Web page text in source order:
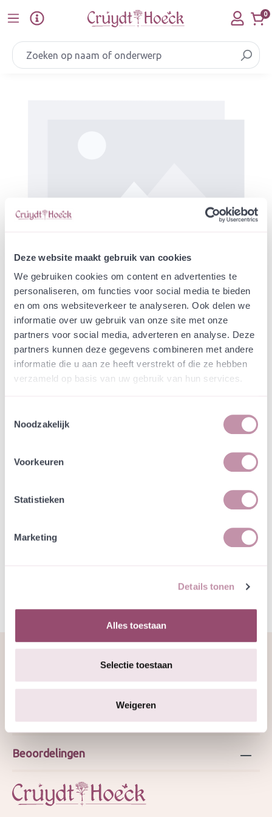
Deze website maakt gebruik van cookies
We gebruiken cookies om content en advertenties te
personaliseren, om functies voor social media te bieden
en om ons websiteverkeer te analyseren. Ook delen we
informatie over uw gebruik van onze site met onze
partners voor social media, adverteren en analyse. Deze
partners kunnen deze gegevens combineren met andere
informatie die u aan ze heeft verstrekt of die ze hebben
verzameld op basis van uw gebruik van hun services.
Noodzakelijk
Voorkeuren
Statistieken
Marketing
Details tonen
Alles toestaan
Selectie toestaan
Weigeren
Ga naar de hoofdinhoud 0
Webshop Speciaalmengsels (hidden)
Streekeigenmengsel
Staphorst A - Zandgrond
In een zakje zitten genoeg zaden om
tientallen planten op te kweken.
incl. btw
Specificatie
Over ons
Beoordelingen